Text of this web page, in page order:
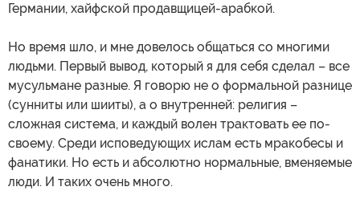
Германии, хайфской продавщицей-арабкой.
Но время шло, и мне довелось общаться со многими
людьми. Первый вывод, который я для себя сделал – все
мусульмане разные. Я говорю не о формальной разнице
(сунниты или шииты), а о внутренней: религия –
сложная система, и каждый волен трактовать ее по-
своему. Среди исповедующих ислам есть мракобесы и
фанатики. Но есть и абсолютно нормальные, вменяемые
люди. И таких очень много.